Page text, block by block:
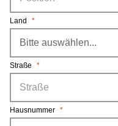
Land *
Straße *
Hausnummer *